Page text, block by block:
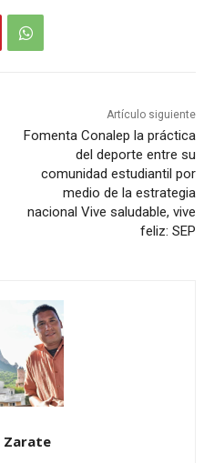
Artículo siguiente
Fomenta Conalep la práctica
del deporte entre su
comunidad estudiantil por
medio de la estrategia
nacional Vive saludable, vive
feliz: SEP
Zarate